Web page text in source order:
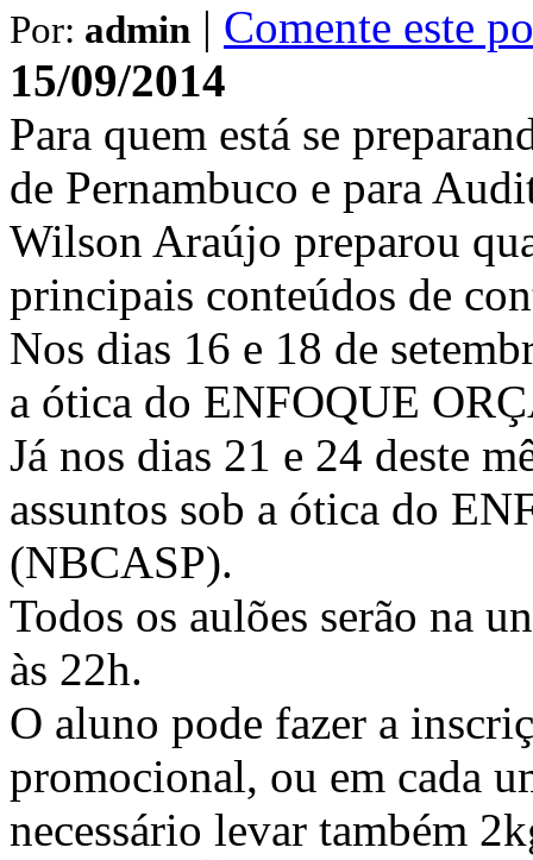
Por: admin | Comente este
15/09/2014
Para quem está se
de Pernambuco e para
Wilson Araújo preparou
principais conteúdos de
Nos dias 16 e 18 de
a ótica do ENFOQUE
Já nos dias 21 e 24 deste
assuntos sob a ótica do
(NBCASP).
Todos os aulões serão na
às 22h.
O aluno pode fazer a
promocional, ou em cada
necessário levar também